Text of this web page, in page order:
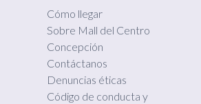
Cómo llegar
Sobre Mall del Centro
Concepción
Contáctanos
Denuncias éticas
Código de conducta y